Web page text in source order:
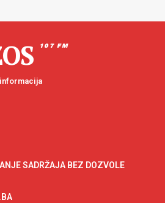
107 FM
SADRŽAJA BEZ DOZVOLE